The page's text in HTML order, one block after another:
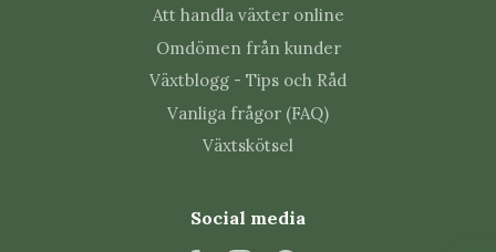
färger kommer fram och växten kan ta upp ljuset
Plantera om först när rötterna fyller krukan;
Aglaonema växer relativt långsamt.
Att handla växter online
Omdömen från kunder
Växtblogg - Tips och Råd
Vanliga frågor (FAQ)
Växtskötsel
Social media